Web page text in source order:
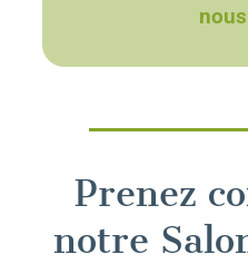
nous
Prenez
notre